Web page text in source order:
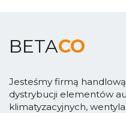
BETACO
Jesteśmy firmą
dystrybucji elementów
klimatyzacyjnych,